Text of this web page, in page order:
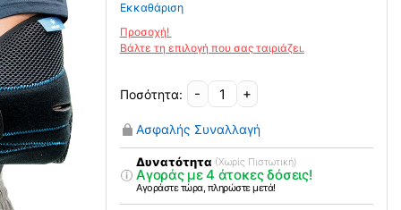
Εκκαθάριση
-
Νάρθηκας
Έξω
Στροφής
Ώμου
"ABD"
03-
+
Ασφαλής Συναλλαγή
Δυνατότητα (Χωρίς Πιστωτική)
Αγοράς με 4 άτοκες δόσεις!
Αγοράστε τώρα, πληρώστε μετά!